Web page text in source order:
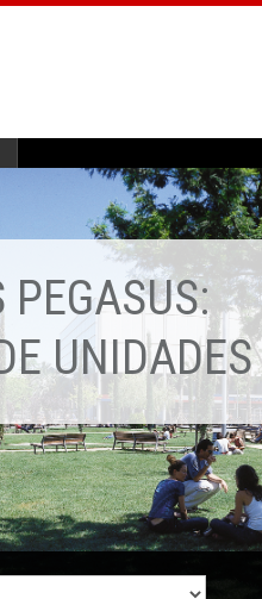
PEGASUS:
UNIDADES